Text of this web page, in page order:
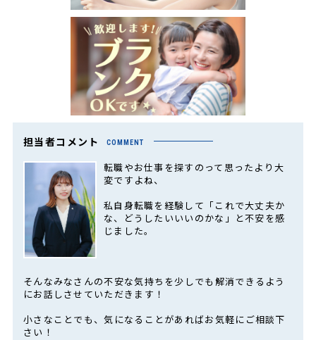
担当者コメント COMMENT
転職やお仕事を探すのって思ったより大
変ですよね、
私自身転職を経験して「これで大丈夫か
な、どうしたいいいのかな」と不安を感
じました。
そんなみなさんの不安な気持ちを少しでも解消できるよう
にお話しさせていただきます！
小さなことでも、気になることがあればお気軽にご相談下
さい！